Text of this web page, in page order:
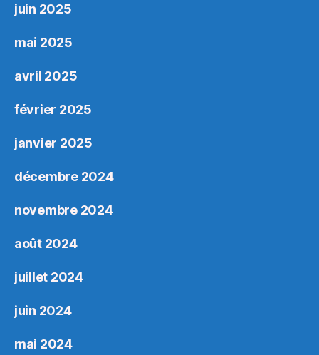
juin 2025
mai 2025
avril 2025
février 2025
janvier 2025
décembre 2024
novembre 2024
août 2024
juillet 2024
juin 2024
mai 2024